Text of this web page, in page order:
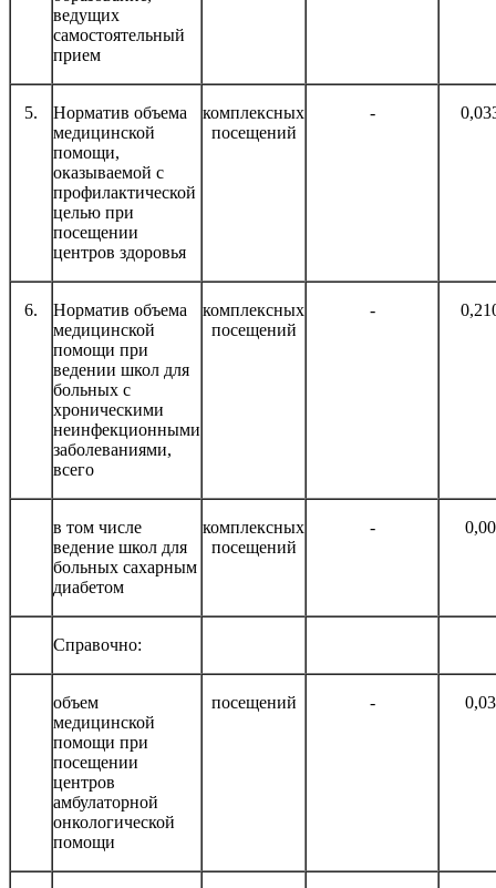
ведущих
самостоятельный
прием
5.
Норматив объема
медицинской
помощи,
оказываемой с
профилактической
целью при
посещении
центров здоровья
комплексных
посещений
-
6.
Норматив объема
медицинской
помощи при
ведении школ для
больных с
хроническими
неинфекционными
заболеваниями,
всего
комплексных
посещений
-
в том числе
ведение школ для
больных сахарным
диабетом
комплексных
посещений
-
Справочно:
объем
медицинской
помощи при
посещении
центров
амбулаторной
онкологической
помощи
посещений -